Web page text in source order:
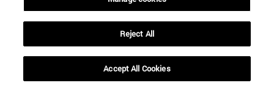
TFNO +34 948 42 56 00
¿QUÉ GRADO TE INTERESA?
¿QUÉ MÁSTER TE INTERESA?
© Universidad de Navarra
Información legal
Reject All
Accept All Cookies